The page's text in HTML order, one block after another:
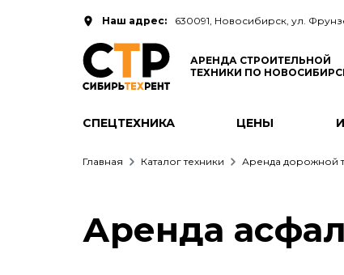
Наш адрес: 630091, Новосибирск, ул.
АРЕНДА СТРОИТЕЛЬНОЙ
ТЕХНИКИ ПО
СПЕЦТЕХНИКА ЦЕНЫ
Главная Каталог техники Аренда дорожной
Аренда